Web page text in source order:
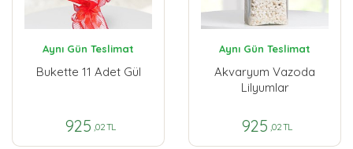
Aynı Gün Teslimat
Bukette 11 Adet Gül
925 ,02 TL
Aynı Gün Teslimat
Akvaryum Vazoda
Lilyumlar
925 ,02 TL